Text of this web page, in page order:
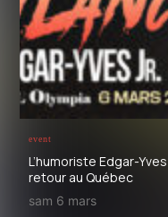
event
L’humoriste Edgar-
retour au Québec
sam 6 mars